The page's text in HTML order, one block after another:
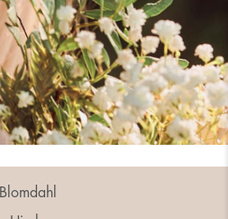
Blomdahl